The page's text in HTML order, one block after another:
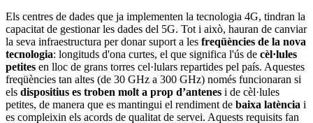
Els centres de dades que ja implementen la tecnologia 4G, tindran la
capacitat de gestionar les dades del 5G. Tot i això, hauran de canviar
la seva infraestructura per donar suport a les freqüències de la nova
tecnologia: longituds d'ona curtes, el que significa l'ús de cèl·lules
petites en lloc de grans torres cel·lulars repartides pel país. Aquestes
freqüències tan altes (de 30 GHz a 300 GHz) només funcionaran si
els dispositius es troben molt a prop d’antenes i de cèl·lules
petites, de manera que es mantingui el rendiment de baixa latència i
es compleixin els acords de qualitat de servei. Aquests requisits fan